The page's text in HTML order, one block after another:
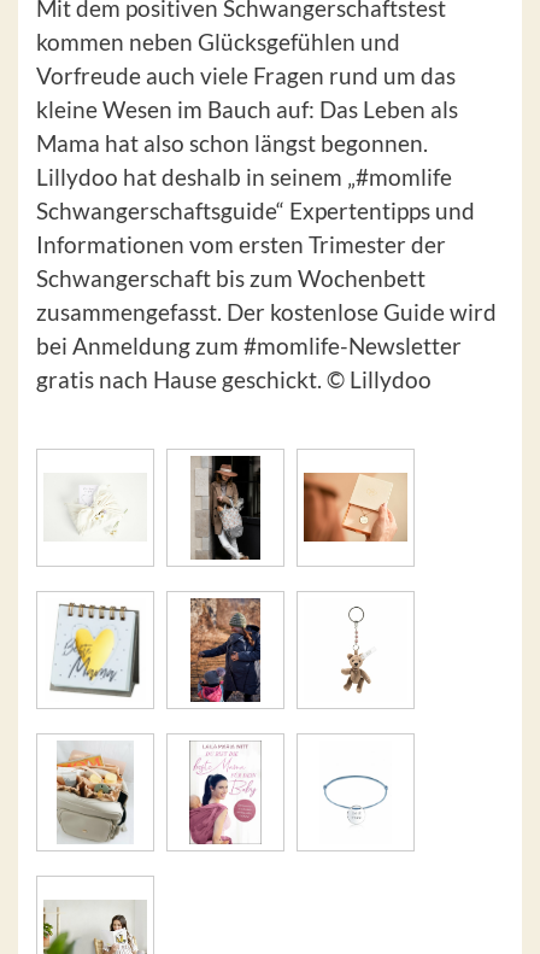
Mit dem positiven Schwangerschaftstest
kommen neben Glücksgefühlen und
Vorfreude auch viele Fragen rund um das
kleine Wesen im Bauch auf: Das Leben als
Mama hat also schon längst begonnen.
Lillydoo hat deshalb in seinem „#momlife
Schwangerschaftsguide“ Expertentipps und
Informationen vom ersten Trimester der
Schwangerschaft bis zum Wochenbett
zusammengefasst. Der kostenlose Guide wird
bei Anmeldung zum #momlife-Newsletter
gratis nach Hause geschickt. © Lillydoo